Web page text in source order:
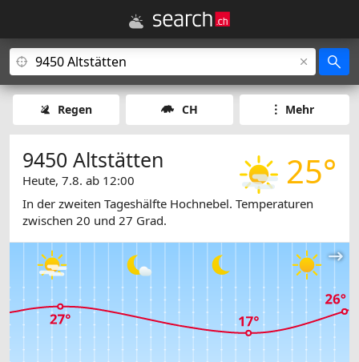
Regen CH Mehr
25°
9450 Altstätten
Heute, 7.8. ab 12:00
In der zweiten Tageshälfte Hochnebel. Temperaturen
zwischen 20 und 27 Grad.